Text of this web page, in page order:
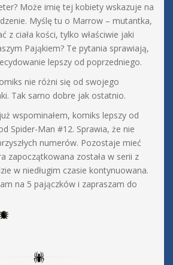
Może imię tej kobiety wskazuje na
Myślę tu o Marrow – mutantka,
z ciała kości, tylko właściwie jaki
Pająkiem? Te pytania sprawiają,
lepszy od poprzedniego.
nie różni się od swojego
Tak samo dobre jak ostatnio.
wspominałem, komiks lepszy od
Spider-Man #12. Sprawia, że nie
numerów. Pozostaje mieć
zapoczątkowana została w serii z
w niedługim czasie kontynuowana.
na 5 pajączków i zapraszam do